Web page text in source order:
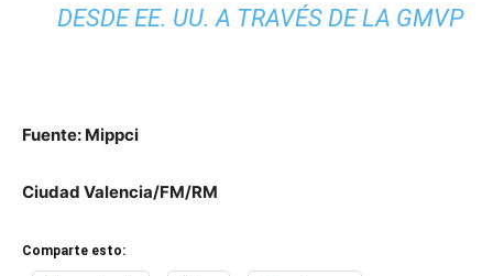
DESDE EE. UU. A TRAVÉS DE LA GMVP
Fuente: Mippci
Ciudad Valencia/FM/RM
Comparte esto: